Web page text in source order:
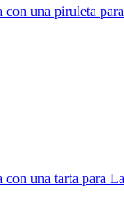
con una piruleta
con una tarta para